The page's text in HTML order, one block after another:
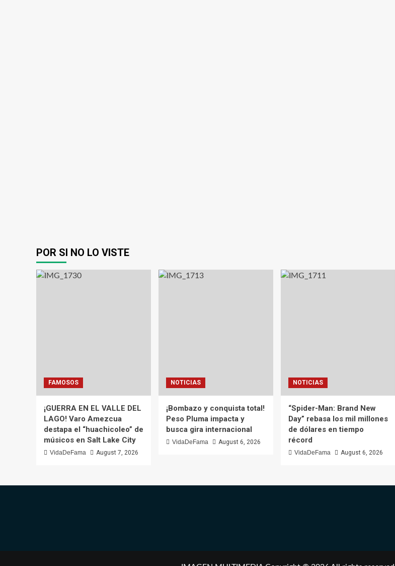
POR SI NO LO VISTE
FAMOSOS
¡GUERRA EN EL VALLE DEL
LAGO! Varo Amezcua
destapa el “huachicoleo” de
músicos en Salt Lake City
VidaDeFama August 7, 2026
NOTICIAS
¡Bombazo y conquista total!
Peso Pluma impacta y
busca gira internacional
VidaDeFama August 6, 2026
NOTICIAS
“Spider-Man: Brand New
Day” rebasa los mil millones
de dólares en tiempo
récord
VidaDeFama August 6, 2026